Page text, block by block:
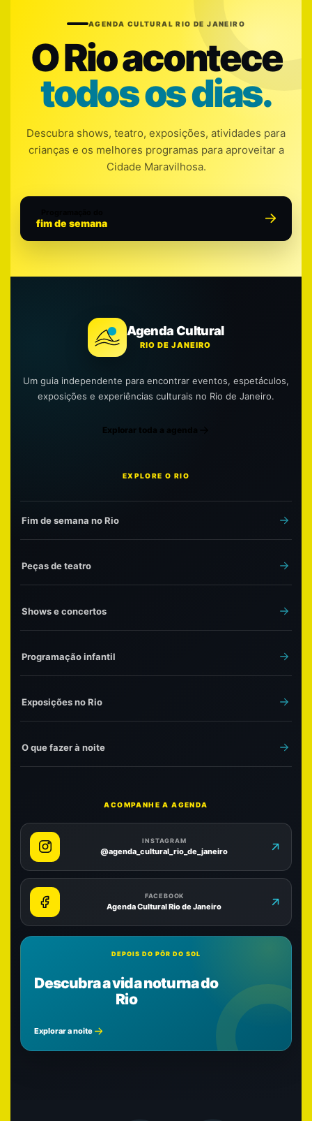
AGENDA CULTURAL RIO DE JANEIRO
O Rio acontece
todos os dias.
Descubra shows, teatro, exposições, atividades para
crianças e os melhores programas para aproveitar a
Cidade Maravilhosa.
fim de semana
Agenda Cultural
RIO DE JANEIRO
Um guia independente para encontrar eventos, espetáculos,
exposições e experiências culturais no Rio de Janeiro.
Explorar toda a agenda
EXPLORE O RIO
Fim de semana no Rio
Peças de teatro
Shows e concertos
Programação infantil
Exposições no Rio
O que fazer à noite
ACOMPANHE A AGENDA
INSTAGRAM
@agenda_cultural_rio_de_janeiro
FACEBOOK
Agenda Cultural Rio de Janeiro
DEPOIS DO PÔR DO SOL
Descubra a vida noturna do
Rio
Explorar a noite